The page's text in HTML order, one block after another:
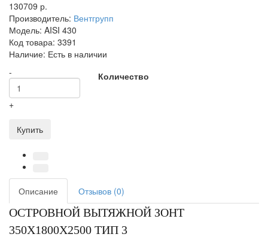
130709 р.
Производитель: Вентгрупп
Модель: AISI 430
Код товара: 3391
Наличие: Есть в наличии
Количество
-
+
Купить
Описание Отзывов (0)
ОСТРОВНОЙ ВЫТЯЖНОЙ ЗОНТ
350X1800X2500 ТИП 3